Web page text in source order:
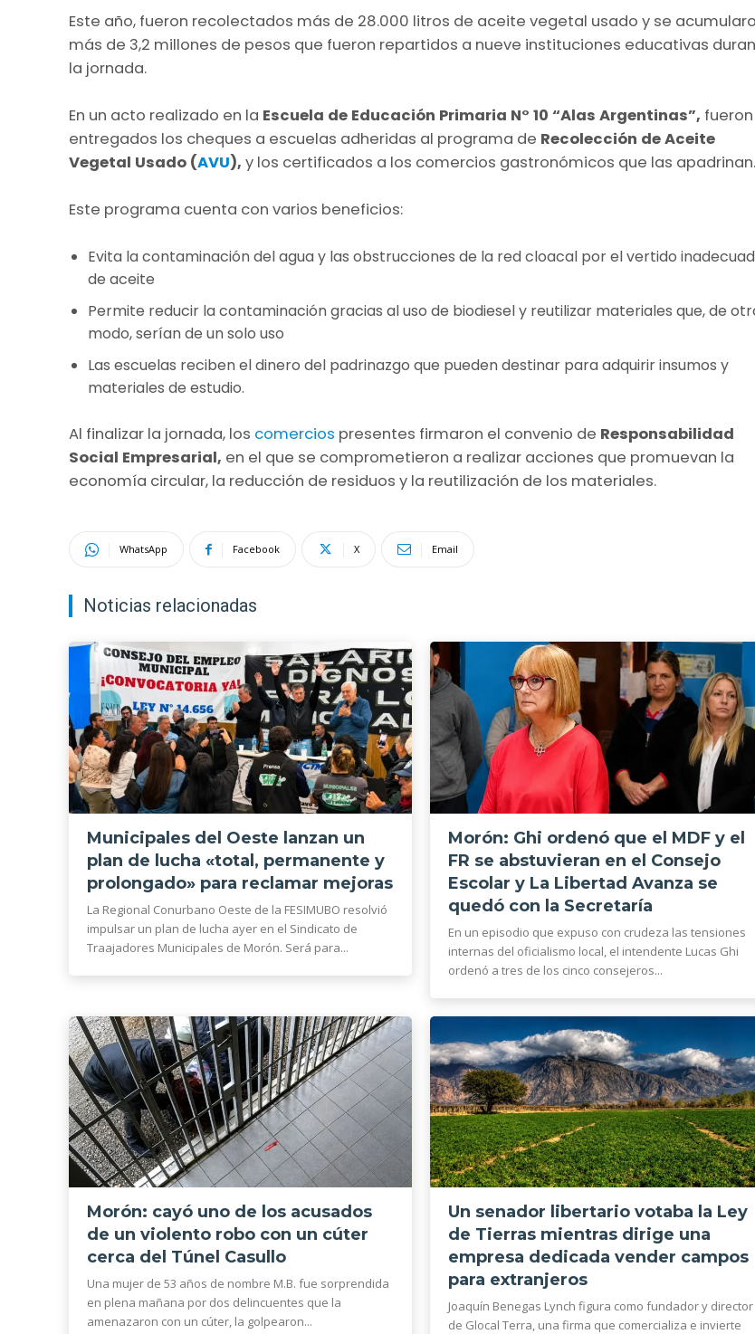
Este año, fueron recolectados más de 28.000 litros de aceite vegetal usado y se
más de 3,2 millones de pesos que fueron repartidos a nueve instituciones educativas
la jornada.
En un acto realizado en la Escuela de Educación Primaria N° 10 “Alas Argentinas”, fueron
entregados los cheques a escuelas adheridas al programa de Recolección de Aceite
Vegetal Usado (AVU), y los certificados a los comercios gastronómicos que las apadrinan.
Este programa cuenta con varios beneficios:
Evita la contaminación del agua y las obstrucciones de la red cloacal por el vertido
de aceite
Permite reducir la contaminación gracias al uso de biodiesel y reutilizar materiales que, de
modo, serían de un solo uso
Las escuelas reciben el dinero del padrinazgo que pueden destinar para adquirir insumos y
materiales de estudio.
Al finalizar la jornada, los comercios presentes firmaron el convenio de Responsabilidad
Social Empresarial, en el que se comprometieron a realizar acciones que promuevan la
economía circular, la reducción de residuos y la reutilización de los materiales.
WhatsApp Facebook X Email
Noticias relacionadas
Municipales del Oeste lanzan un
plan de lucha «total, permanente y
prolongado» para reclamar mejoras
La Regional Conurbano Oeste de la FESIMUBO resolvió
impulsar un plan de lucha ayer en el Sindicato de
Traajadores Municipales de Morón. Será para...
Morón: Ghi ordenó que el MDF y el
FR se abstuvieran en el Consejo
Escolar y La Libertad Avanza se
quedó con la Secretaría
En un episodio que expuso con crudeza las tensiones
internas del oficialismo local, el intendente Lucas Ghi
ordenó a tres de los cinco consejeros...
Morón: cayó uno de los acusados
de un violento robo con un cúter
cerca del Túnel Casullo
Una mujer de 53 años de nombre M.B. fue sorprendida
en plena mañana por dos delincuentes que la
amenazaron con un cúter, la golpearon...
Un senador libertario votaba la Ley
de Tierras mientras dirige una
empresa dedicada vender campos
para extranjeros
Joaquín Benegas Lynch figura como fundador y director
de Glocal Terra, una firma que comercializa e invierte